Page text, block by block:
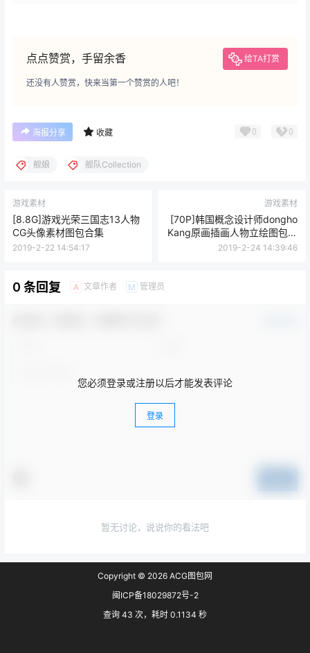
点点赞赏，手留余香 给TA打赏
还没有人赞赏，快来当第一个赞赏的人吧！
海报分享 收藏 0 0
舰娘 舰队Collection
游戏素材
[8.8G]游戏光荣三国志13人物
CG头像素材图包合集
2019-2-22 14:54:17
游戏素材
[70P]韩国概念设计师dongho
Kang原画插画人物立绘图包素
材_持续更新
2019-2-24 14:39:46
0 条回复 A 文章作者 M 管理员
您必须登录或注册以后才能发表评论
登录
暂无讨论，说说你的看法吧
Copyright © 2026 ACG图包网
闽ICP备18029872号-2
查询 43 次，耗时 0.1134 秒